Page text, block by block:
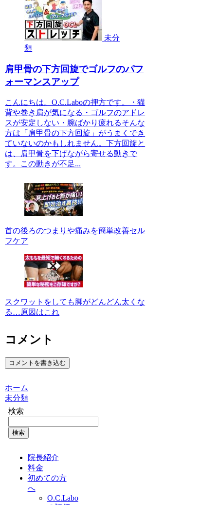
未分
類
肩甲骨の下方回旋でゴルフのパフ
ォーマンスアップ
こんにちは。O.C.Laboの押方です。・猫
背や巻き肩が気になる・ゴルフのアドレ
スが安定しない・腕ばかり疲れるそんな
方は「肩甲骨の下方回旋」がうまくでき
ていないのかもしれません。下方回旋と
は、肩甲骨を下げながら寄せる動きで
す。この動きが不足...
首の後ろのつまりや痛みを簡単改善セル
フケア
スクワットをしても脚がどんどん太くな
る…原因はこれ
コメント
コメントを書き込む
ホーム
未分類
検索
検索
院長紹介
料金
初めての方
へ
O.C.Labo